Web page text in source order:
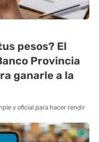
pesos? El
Provincia
ganarle a la
y oficial para hacer rendir